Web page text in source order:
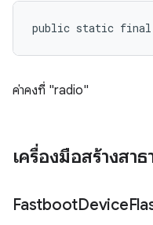
public static final
ค่าคงที่ "radio"
เครื่องมือสร้างสา
FastbootDevice